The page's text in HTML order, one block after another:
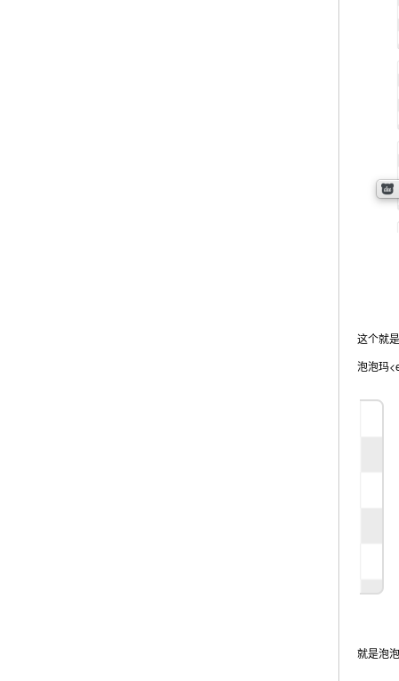
这个就
泡泡玛
就是泡